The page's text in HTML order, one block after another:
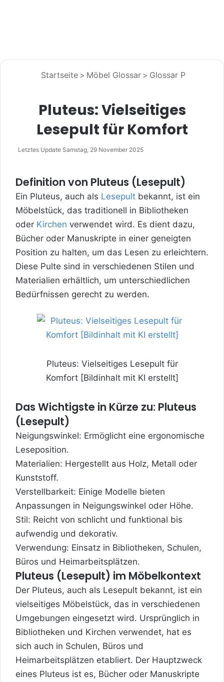
Startseite > Möbel Glossar > Glossar P
Pluteus: Vielseitiges
Lesepult für Komfort
Letztes Update Samstag, 29 November 2025
Definition von Pluteus (Lesepult)
Ein Pluteus, auch als Lesepult bekannt, ist ein
Möbelstück, das traditionell in Bibliotheken
oder Kirchen verwendet wird. Es dient dazu,
Bücher oder Manuskripte in einer geneigten
Position zu halten, um das Lesen zu erleichtern.
Diese Pulte sind in verschiedenen Stilen und
Materialien erhältlich, um unterschiedlichen
Bedürfnissen gerecht zu werden.
Pluteus: Vielseitiges Lesepult für
Komfort [Bildinhalt mit KI erstellt]
Das Wichtigste in Kürze zu: Pluteus
(Lesepult)
Neigungswinkel: Ermöglicht eine ergonomische
Leseposition.
Materialien: Hergestellt aus Holz, Metall oder
Kunststoff.
Verstellbarkeit: Einige Modelle bieten
Anpassungen in Neigungswinkel oder Höhe.
Stil: Reicht von schlicht und funktional bis
aufwendig und dekorativ.
Verwendung: Einsatz in Bibliotheken, Schulen,
Büros und Heimarbeitsplätzen.
Pluteus (Lesepult) im Möbelkontext
Der Pluteus, auch als Lesepult bekannt, ist ein
vielseitiges Möbelstück, das in verschiedenen
Umgebungen eingesetzt wird. Ursprünglich in
Bibliotheken und Kirchen verwendet, hat es
sich auch in Schulen, Büros und
Heimarbeitsplätzen etabliert. Der Hauptzweck
eines Pluteus ist es, Bücher oder Manuskripte